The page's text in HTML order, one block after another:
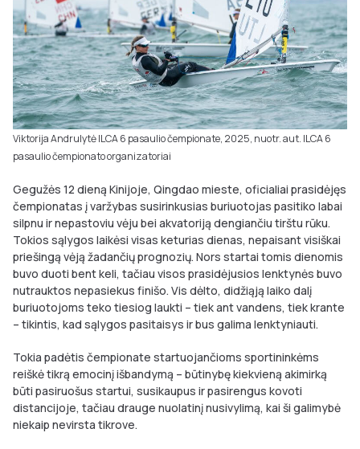
Viktorija Andrulytė ILCA 6 pasaulio čempionate, 2025, nuotr. aut. ILCA 6
pasaulio čempionato organizatoriai
Gegužės 12 dieną Kinijoje, Qingdao mieste, oficialiai prasidėjęs
čempionatas į varžybas susirinkusias buriuotojas pasitiko labai
silpnu ir nepastoviu vėju bei akvatoriją dengiančiu tirštu rūku.
Tokios sąlygos laikėsi visas keturias dienas, nepaisant visiškai
priešingą vėją žadančių prognozių. Nors startai tomis dienomis
buvo duoti bent keli, tačiau visos prasidėjusios lenktynės buvo
nutrauktos nepasiekus finišo. Vis dėlto, didžiąją laiko dalį
buriuotojoms teko tiesiog laukti – tiek ant vandens, tiek krante
– tikintis, kad sąlygos pasitaisys ir bus galima lenktyniauti.
Tokia padėtis čempionate startuojančioms sportininkėms
reiškė tikrą emocinį išbandymą – būtinybę kiekvieną akimirką
būti pasiruošus startui, susikaupus ir pasirengus kovoti
distancijoje, tačiau drauge nuolatinį nusivylimą, kai ši galimybė
niekaip nevirsta tikrove.